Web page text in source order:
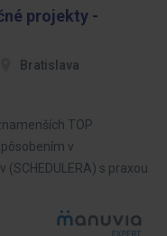
projekty -
Bratislava
TOP
v
s praxou